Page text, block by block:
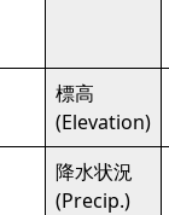
標高
(Elevation)
降水状況
(Precip.)